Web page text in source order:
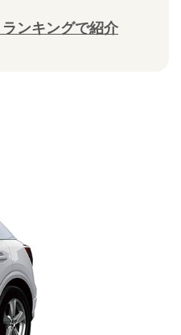
ンキングで紹介